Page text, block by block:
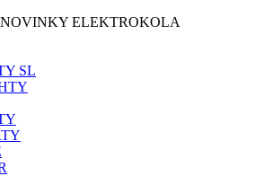
ELEKTROKOLA
SL